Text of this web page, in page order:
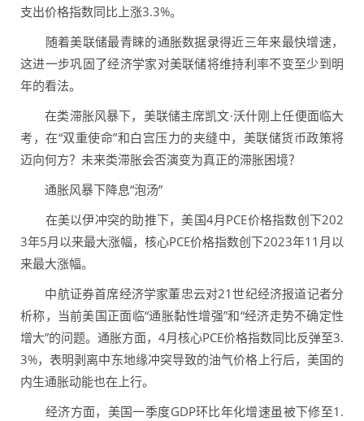
支出价格指数同比上涨3.3%。
随着美联储最青睐的通胀数据录得近三年来最快增速，
这进一步巩固了经济学家对美联储将维持利率不变至少到明
年的看法。
在类滞胀风暴下，美联储主席凯文·沃什刚上任便面临大
考，在“双重使命”和白宫压力的夹缝中，美联储货币政策将
迈向何方？未来类滞胀会否演变为真正的滞胀困境？
通胀风暴下降息“泡汤”
在美以伊冲突的助推下，美国4月PCE价格指数创下202
3年5月以来最大涨幅，核心PCE价格指数创下2023年11月以
来最大涨幅。
中航证券首席经济学家董忠云对21世纪经济报道记者分
析称，当前美国正面临“通胀黏性增强”和“经济走势不确定性
增大”的问题。通胀方面，4月核心PCE价格指数同比反弹至3.
3%，表明剥离中东地缘冲突导致的油气价格上行后，美国的
内生通胀动能也在上行。
经济方面，美国一季度GDP环比年化增速虽被下修至1.